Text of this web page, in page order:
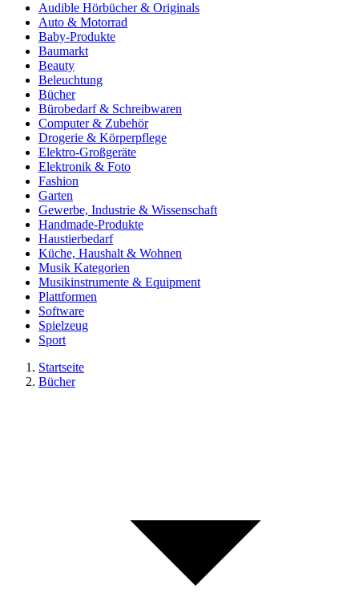
Audible Hörbücher & Originals
Auto & Motorrad
Baby-Produkte
Baumarkt
Beauty
Beleuchtung
Bücher
Bürobedarf & Schreibwaren
Computer & Zubehör
Drogerie & Körperpflege
Elektro-Großgeräte
Elektronik & Foto
Fashion
Garten
Gewerbe, Industrie & Wissenschaft
Handmade-Produkte
Haustierbedarf
Küche, Haushalt & Wohnen
Musik Kategorien
Musikinstrumente & Equipment
Plattformen
Software
Spielzeug
Sport
Startseite
Bücher